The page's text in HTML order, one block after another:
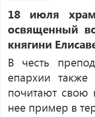
18 июля
освященный
княгини
В честь
епархии
почитают свою
нее пример в